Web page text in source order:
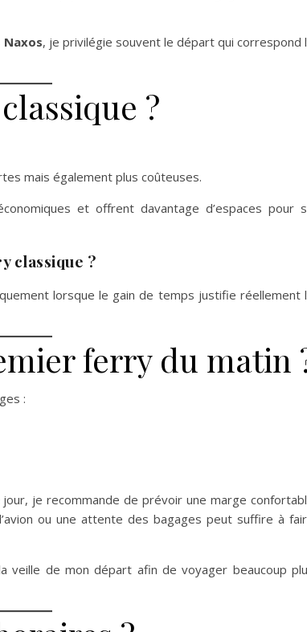
, je privilégie souvent le départ qui correspond
?
mais également plus coûteuses.
et offrent davantage d’espaces pour
classique ?
lorsque le gain de temps justifie réellement
ferry du matin
:
je recommande de prévoir une marge
ou une attente des bagages peut suffire à
veille de mon départ afin de voyager beaucoup